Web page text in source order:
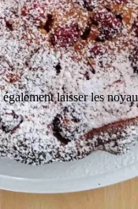
laisser les